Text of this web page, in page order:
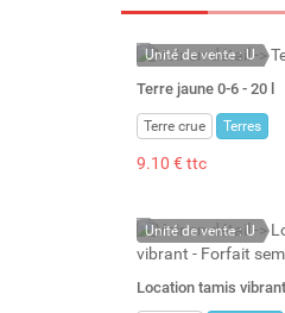
Unité de vente : U
Terre jaune 0-6 - 20 l
Terre crue Terres
9.10 € ttc
Unité de vente : U
Location tamis